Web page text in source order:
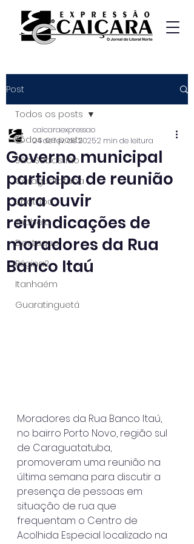
Post
Todos os posts
São Sebastião
Caraguatatuba
Ubatuba
Ilhabela
Destaque
Página2
Itanhaém
Guaratinguetá
Todos os posts
Governo municipal
participa de reunião
para ouvir
reivindicações de
moradores da Rua
Banco Itaú
caicaraexpressao
24 de fev. de 20252 min de leitura
Moradores da Rua Banco Itaú,
no bairro Porto Novo, região sul
de Caraguatatuba,
promoveram uma reunião na
última semana para discutir a
presença de pessoas em
situação de rua que
frequentam o Centro de
Acolhida Especial localizado na